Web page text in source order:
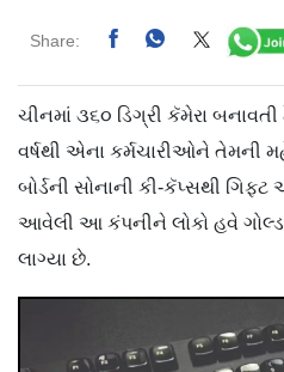
Share:
ચીનમાં ૩૬૦ ડિગ્રી કૅમેરા
વર્ષથી એના કર્મચારીઓને તેમની
બોર્ડની સોનાની કી-કૅપ્સથી
આવેલી આ કંપનીને લોકો હવે ગોલ્ડ
લાગ્યા છે.